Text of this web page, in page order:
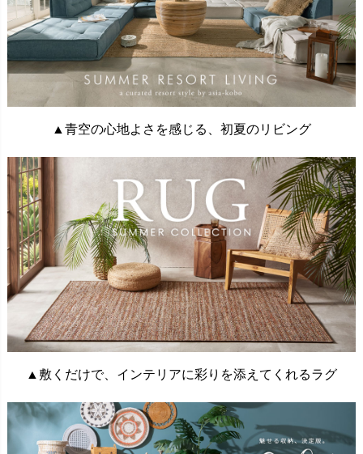
▲青空の心地よさを感じる、初夏のリビング
▲敷くだけで、インテリアに彩りを添えてくれるラグ